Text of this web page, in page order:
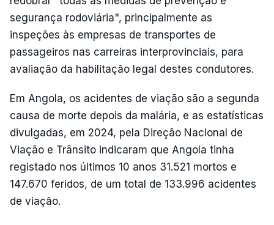
segurança rodoviária", principalmente as
inspeções às empresas de transportes de
passageiros nas carreiras interprovinciais, para
avaliação da habilitação legal destes condutores.
Em Angola, os acidentes de viação são a segunda
causa de morte depois da malária, e as estatísticas
divulgadas, em 2024, pela Direção Nacional de
Viação e Trânsito indicaram que Angola tinha
registado nos últimos 10 anos 31.521 mortos e
147.670 feridos, de um total de 133.996 acidentes
de viação.